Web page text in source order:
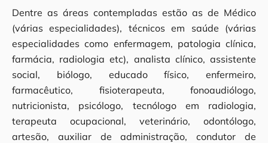
Dentre as áreas contempladas estão as de Médico
(várias especialidades), técnicos em saúde (várias
especialidades como enfermagem, patologia clínica,
farmácia, radiologia etc), analista clínico, assistente
social, biólogo, educado físico, enfermeiro,
farmacêutico, fisioterapeuta, fonoaudiólogo,
nutricionista, psicólogo, tecnólogo em radiologia,
terapeuta ocupacional, veterinário, odontólogo,
artesão, auxiliar de administração, condutor de